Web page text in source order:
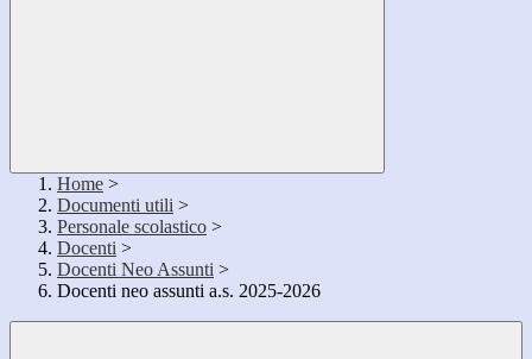
Home >
Documenti utili >
Personale scolastico >
Docenti >
Docenti Neo Assunti >
Docenti neo assunti a.s. 2025-2026